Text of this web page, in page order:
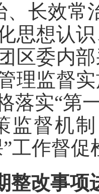
、长效常
思想认
区委内
理监督
落实“第
监督机
”工作督
整改事项